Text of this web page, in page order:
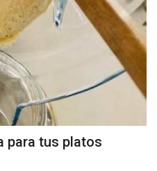
para tus platos